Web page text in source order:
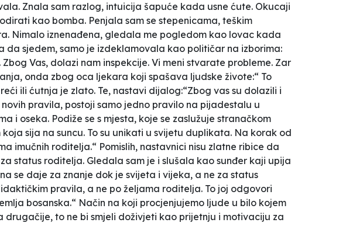
Znala sam razlog, intuicija šapuće kada usne ćute. Okucaji
kao bomba. Penjala sam se stepenicama, teškim
Nimalo iznenađena, gledala me pogledom kao lovac kada
da sjedem, samo je izdeklamovala kao političar na izborima:
Vas, dolazi nam inspekcije. Vi meni stvarate probleme. Zar
onda zbog oca ljekara koji spašava ljudske živote:“ To
ili ćutnja je zlato. Te, nastavi dijalog:“Zbog vas su dolazili i
pravila, postoji samo jedno pravilo na pijadestalu u
i oseka. Podiže se s mjesta, koje se zaslužuje stranačkom
sija na suncu. To su unikati u svijetu duplikata. Na korak od
imučnih roditelja.“ Pomislih, nastavnici nisu zlatne ribice da
status roditelja. Gledala sam je i slušala kao sunđer kaji upija
se daje za znanje dok je svijeta i vijeka, a ne za status
pravila, a ne po željama roditelja. To joj odgovori
bosanska.“ Način na koji procjenjujemo ljude u bilo kojem
to ne bi smjeli doživjeti kao prijetnju i motivaciju za